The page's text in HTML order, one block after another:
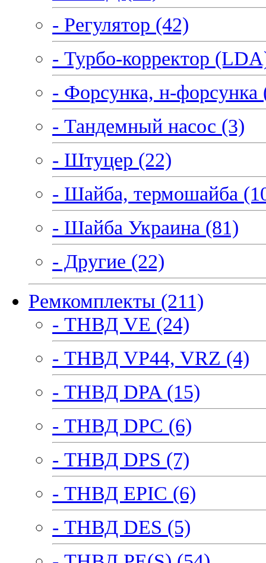
- Регулятор (42)
- Турбо-корректор
- Форсунка, н-форсунка
- Тандемный насос (3)
- Штуцер (22)
- Шайба, термошайба
- Шайба Украина (81)
- Другие (22)
Ремкомплекты (211)
- ТНВД VE (24)
- ТНВД VP44, VRZ (4)
- ТНВД DPA (15)
- ТНВД DPC (6)
- ТНВД DPS (7)
- ТНВД EPIC (6)
- ТНВД DES (5)